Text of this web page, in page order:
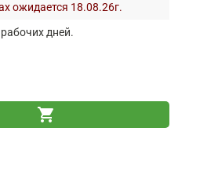
ожидается 18.08.26г.
дней.
shopping_cart